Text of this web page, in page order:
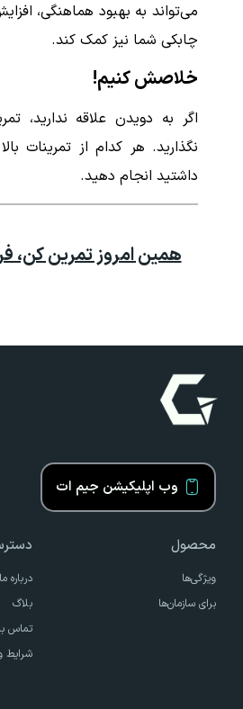
می‌تواند به بهبود هماهنگی،
چابکی شما نیز کمک کند.
خلاصش کنیم!
اگر به دویدن علاقه ندارید،
نگذارید. هر کدام از تمرینات
داشتید انجام دهید.
همین امروز تمرین کن،
وب اپلیکیشن جیم ات
محصول
ویژگی‌ها
برای سازمان‌ها
درباره ما
بلاگ
تماس
شرایط